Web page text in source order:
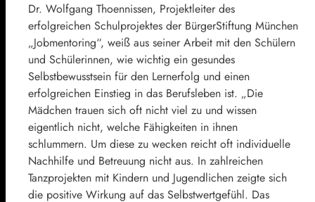
Dr. Wolfgang Thoennissen, Projektleiter des
erfolgreichen Schulprojektes der BürgerStiftung München
„Jobmentoring“, weiß aus seiner Arbeit mit den Schülern
und Schülerinnen, wie wichtig ein gesundes
Selbstbewusstsein für den Lernerfolg und einen
erfolgreichen Einstieg in das Berufsleben ist. „Die
Mädchen trauen sich oft nicht viel zu und wissen
eigentlich nicht, welche Fähigkeiten in ihnen
schlummern. Um diese zu wecken reicht oft individuelle
Nachhilfe und Betreuung nicht aus. In zahlreichen
Tanzprojekten mit Kindern und Jugendlichen zeigte sich
die positive Wirkung auf das Selbstwertgefühl. Das